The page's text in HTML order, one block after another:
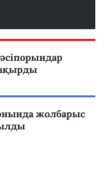
жолбарыс